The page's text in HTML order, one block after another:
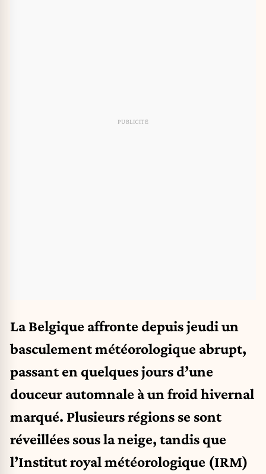
La Belgique affronte depuis jeudi un
basculement météorologique abrupt,
passant en quelques jours d’une
douceur automnale à un froid hivernal
marqué. Plusieurs régions se sont
réveillées sous la neige, tandis que
l’Institut royal météorologique (IRM)